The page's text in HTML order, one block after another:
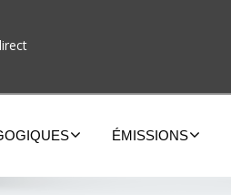
ÉMISSIONS